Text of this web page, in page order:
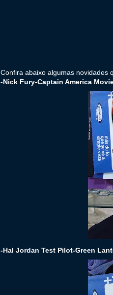
Confira abaixo algumas novidades
-Nick Fury-Captain America
-Hal Jordan Test Pilot-Green